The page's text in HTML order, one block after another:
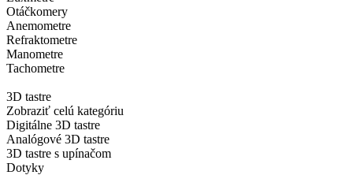
Otáčkomery
Anemometre
Refraktometre
Manometre
Tachometre
3D tastre
Zobraziť celú kategóriu
Digitálne 3D tastre
Analógové 3D tastre
3D tastre s upínačom
Dotyky